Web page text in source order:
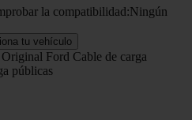
la compatibilidad:Ningún
tu vehículo
Original Ford Cable de carga
públicas